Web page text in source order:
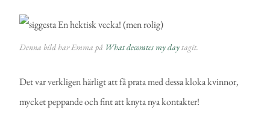
Denna bild har Emma på What decorates my daytagit.
Det var verkligen härligt att få prata med dessa kloka kvinnor,
mycket peppande och fint att knyta nya kontakter!